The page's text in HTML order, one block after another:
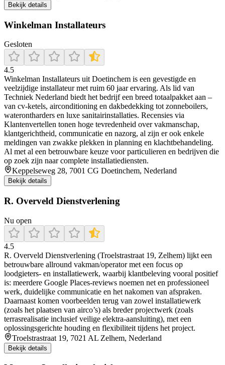
Bekijk details
Winkelman Installateurs
Gesloten
4.5
Winkelman Installateurs uit Doetinchem is een gevestigde en
veelzijdige installateur met ruim 60 jaar ervaring. Als lid van
Techniek Nederland biedt het bedrijf een breed totaalpakket aan –
van cv-ketels, airconditioning en dakbedekking tot zonneboilers,
waterontharders en luxe sanitairinstallaties. Recensies via
Klantenvertellen tonen hoge tevredenheid over vakmanschap,
klantgerichtheid, communicatie en nazorg, al zijn er ook enkele
meldingen van zwakke plekken in planning en klachtbehandeling.
Al met al een betrouwbare keuze voor particulieren en bedrijven die
op zoek zijn naar complete installatiediensten.
Keppelseweg 28, 7001 CG Doetinchem, Nederland
Bekijk details
R. Overveld Dienstverlening
Nu open
4.5
R. Overveld Dienstverlening (Troelstrastraat 19, Zelhem) lijkt een
betrouwbare allround vakman/operator met een focus op
loodgieters- en installatiewerk, waarbij klantbeleving vooral positief
is: meerdere Google Places-reviews noemen net en professioneel
werk, duidelijke communicatie en het nakomen van afspraken.
Daarnaast komen voorbeelden terug van zowel installatiewerk
(zoals het plaatsen van airco’s) als breder projectwerk (zoals
terrasrealisatie inclusief veilige elektra-aansluiting), met een
oplossingsgerichte houding en flexibiliteit tijdens het project.
Troelstrastraat 19, 7021 AL Zelhem, Nederland
Bekijk details